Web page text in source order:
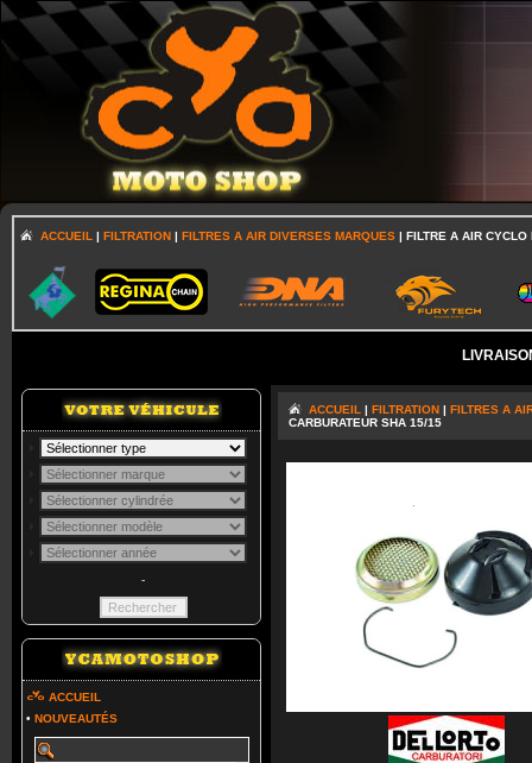
ACCUEIL | FILTRATION | FILTRES A AIR DIVERSES MARQUES | FILTRE A AIR CYCLO
-
ACCUEIL
• NOUVEAUTÉS
ACCUEIL | FILTRATION | FILTRES A
CARBURATEUR SHA 15/15